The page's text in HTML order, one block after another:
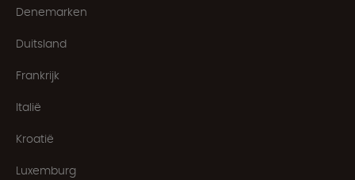
Denemarken
Duitsland
Frankrijk
Italië
Kroatië
Luxemburg